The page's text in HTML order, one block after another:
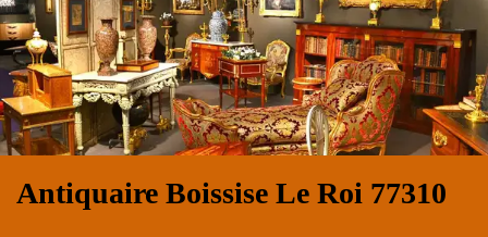
Antiquaire Boissise Le Roi 77310